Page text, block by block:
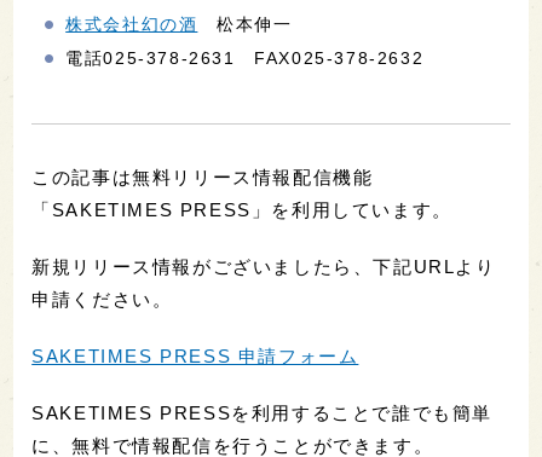
株式会社幻の酒 松本伸一
電話025-378-2631 FAX025-378-2632
この記事は無料リリース情報配信機能
「SAKETIMES PRESS」を利用しています。
新規リリース情報がございましたら、下記URLより
申請ください。
SAKETIMES PRESS 申請フォーム
SAKETIMES PRESSを利用することで誰でも簡単
に、無料で情報配信を行うことができます。